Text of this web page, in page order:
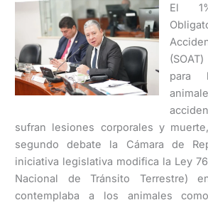
El
para
sufran lesiones corporales y
segundo debate la Cámara de
iniciativa legislativa modifica la Ley
Nacional de Tránsito Terrestre)
contemplaba a los animales